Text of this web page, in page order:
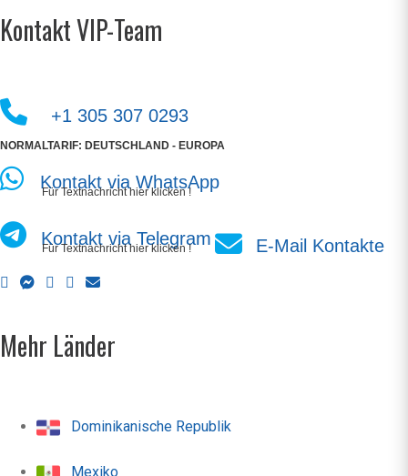
Kontakt VIP-Team
+1 305 307 0293
NORMALTARIF: DEUTSCHLAND - EUROPA
Kontakt via WhatsApp
Für Textnachricht hier klicken !
Kontakt via Telegram
Für Textnachricht hier klicken ! E-Mail Kontakte
Mehr Länder
Dominikanische Republik
Mexiko